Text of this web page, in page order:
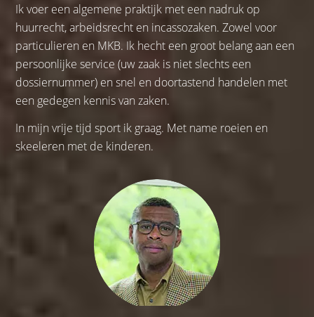
Ik voer een algemene praktijk met een nadruk op
huurrecht, arbeidsrecht en incassozaken. Zowel voor
particulieren en MKB. Ik hecht een groot belang aan een
persoonlijke service (uw zaak is niet slechts een
dossiernummer) en snel en doortastend handelen met
een gedegen kennis van zaken.
In mijn vrije tijd sport ik graag. Met name roeien en
skeeleren met de kinderen.